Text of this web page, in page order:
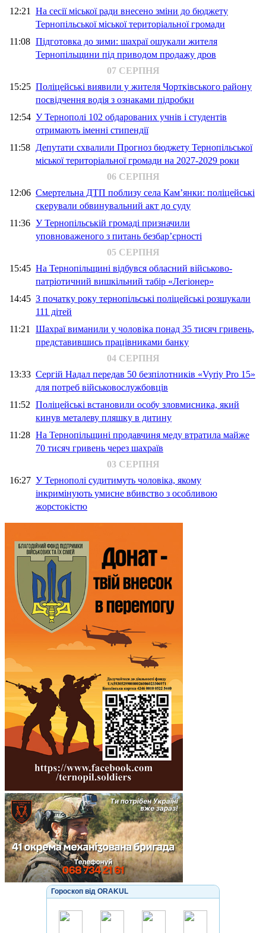
12:21 На сесії міської ради внесено зміни до бюджету
Тернопільської міської територіальної громади
11:08 Підготовка до зими: шахраї ошукали жителя
Тернопільщини під приводом продажу дров
07 СЕРПНЯ
15:25 Поліцейські виявили у жителя Чортківського району
посвідчення водія з ознаками підробки
12:54 У Тернополі 102 обдарованих учнів і студентів
отримають іменні стипендії
11:58 Депутати схвалили Прогноз бюджету Тернопільської
міської територіальної громади на 2027-2029 роки
06 СЕРПНЯ
12:06 Смертельна ДТП поблизу села Кам’янки: поліцейські
скерували обвинувальний акт до суду
11:36 У Тернопільській громаді призначили
уповноваженого з питань безбар’єрності
05 СЕРПНЯ
15:45 На Тернопільщині відбувся обласний військово-
патріотичний вишкільний табір «Легіонер»
14:45 З початку року тернопільські поліцейські розшукали
111 дітей
11:21 Шахраї виманили у чоловіка понад 35 тисяч гривень,
представившись працівниками банку
04 СЕРПНЯ
13:33 Сергій Надал передав 50 безпілотників «Vyriy Pro 15»
для потреб військовослужбовців
11:52 Поліцейські встановили особу зловмисника, який
кинув металеву пляшку в дитину
11:28 На Тернопільщині продавчиня меду втратила майже
70 тисяч гривень через шахраїв
03 СЕРПНЯ
16:27 У Тернополі судитимуть чоловіка, якому
інкримінують умисне вбивство з особливою
жорстокістю
Гороскоп від ORAKUL